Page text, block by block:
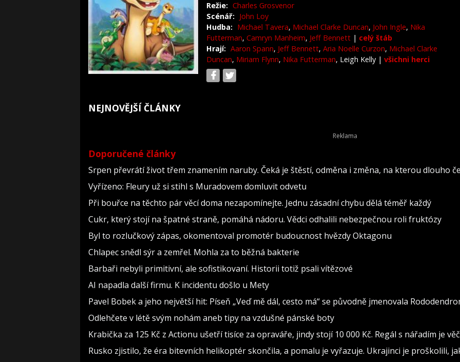
Režie: Charles Grosvenor
Scénář: John Loy
Hudba: Michael Tavera, Michael Clarke Duncan, John Ingle, Nika
Futterman, Camryn Manheim, Jeff Bennett | celý štáb
Hrají: Aaron Spann, Jeff Bennett, Aria Noelle Curzon, Michael Clarke
Duncan, Miriam Flynn, Nika Futterman, Leigh Kelly | všichni herci
NEJNOVĚJŠÍ ČLÁNKY
Doporučené články
Srpen převrátí život třem znamením naruby. Čeká je štěstí, odměna i změna, na kterou dlouho
Vyřízeno: Fleury už si stihl s Muradovem domluvit odvetu
Při bouřce na těchto pár věcí doma nezapomínejte. Jednu zásadní chybu dělá téměř každý
Cukr, který stojí na špatné straně, pomáhá nádoru. Vědci odhalili nebezpečnou roli fruktózy
Byl to rozlučkový zápas, okomentoval promotér budoucnost hvězdy Oktagonu
Chlapec snědl sýr a zemřel. Mohla za to běžná bakterie
Barbaři nebyli primitivní, ale sofistikovaní. Historii totiž psali vítězové
AI napadla další firmu. K incidentu došlo u Mety
Pavel Bobek a jeho největší hit: Píseň „Veď mě dál, cesto má“ se původně jmenovala
Odlehčete v létě svým nohám aneb tipy na vzdušné pánské boty
Krabička za 125 Kč z Actionu ušetří tisíce za opraváře, jindy stojí 10 000 Kč. Regál s nářadím je
Rusko zjistilo, že éra bitevních helikoptér skončila, a pomalu je vyřazuje. Ukrajinci je proškolili,